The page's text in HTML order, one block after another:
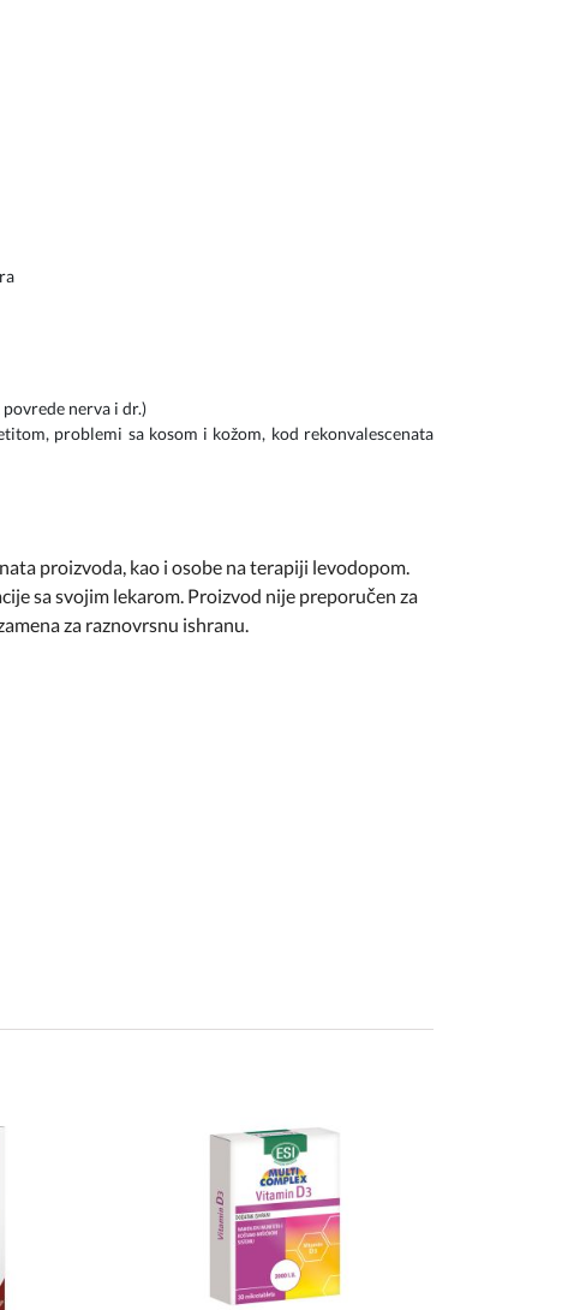
nerva i dr.)
problemi sa kosom i kožom, kod rekonvalescenata
proizvoda, kao i osobe na terapiji levodopom.
sa svojim lekarom. Proizvod nije preporučen za
za raznovrsnu ishranu.